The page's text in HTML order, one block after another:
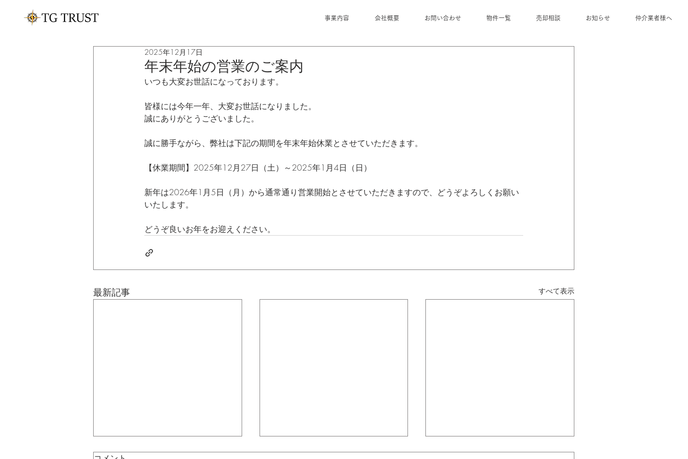
事業内容 会社概要 お問い合わせ 物件一覧 売却相談 お知らせ 仲介業者様へ
年末年始の営業のご案内
2025年12月17日
いつも大変お世話になっております。
皆様には今年一年、大変お世話になりました。
誠にありがとうございました。
誠に勝手ながら、弊社は下記の期間を年末年始休業とさせていただきます。
【休業期間】2025年12月27日（土）～2025年1月4日（日）
新年は2026年1月5日（月）から通常通り営業開始とさせていただきますので、どうぞよろしくお願い
いたします。
どうぞ良いお年をお迎えください。
最新記事 すべて表示